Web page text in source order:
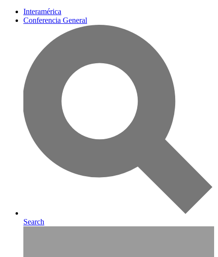
Interamérica
Conferencia General
Search